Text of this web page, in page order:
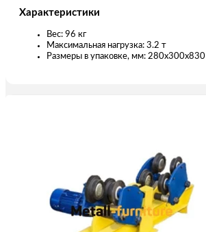
Характеристики
Вес: 96 кг
Максимальная нагрузка: 3.2 т
Размеры в упаковке, мм: 280x300x830